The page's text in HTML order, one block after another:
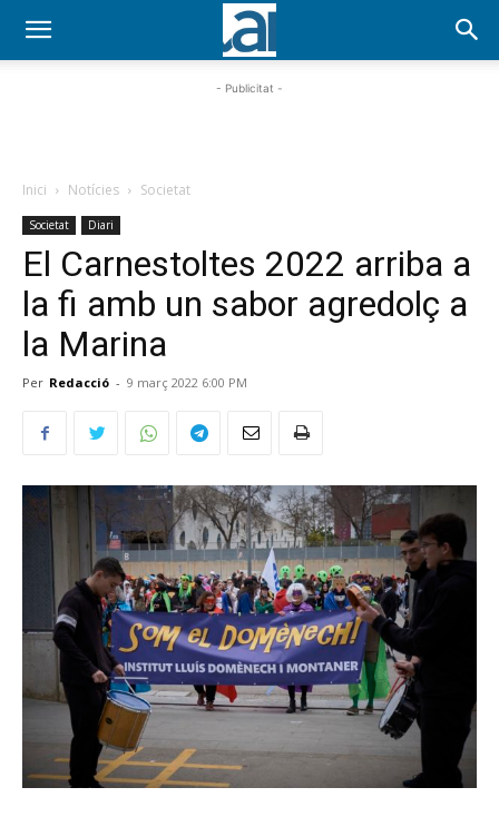
- Publicitat -
Inici Notícies Societat
Societat Diari
El Carnestoltes 2022 arriba a
la fi amb un sabor agredolç a
la Marina
Per Redacció - 9 març 2022 6:00 PM